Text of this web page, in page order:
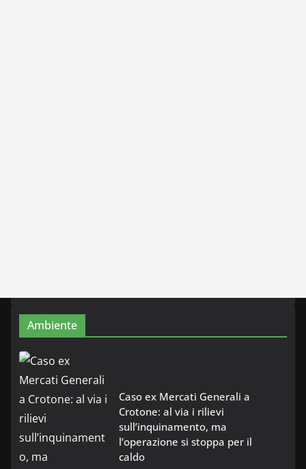
Ambiente
Caso ex Mercati Generali a
Crotone: al via i rilievi
sull’inquinamento, ma
l’operazione si stoppa per il
caldo